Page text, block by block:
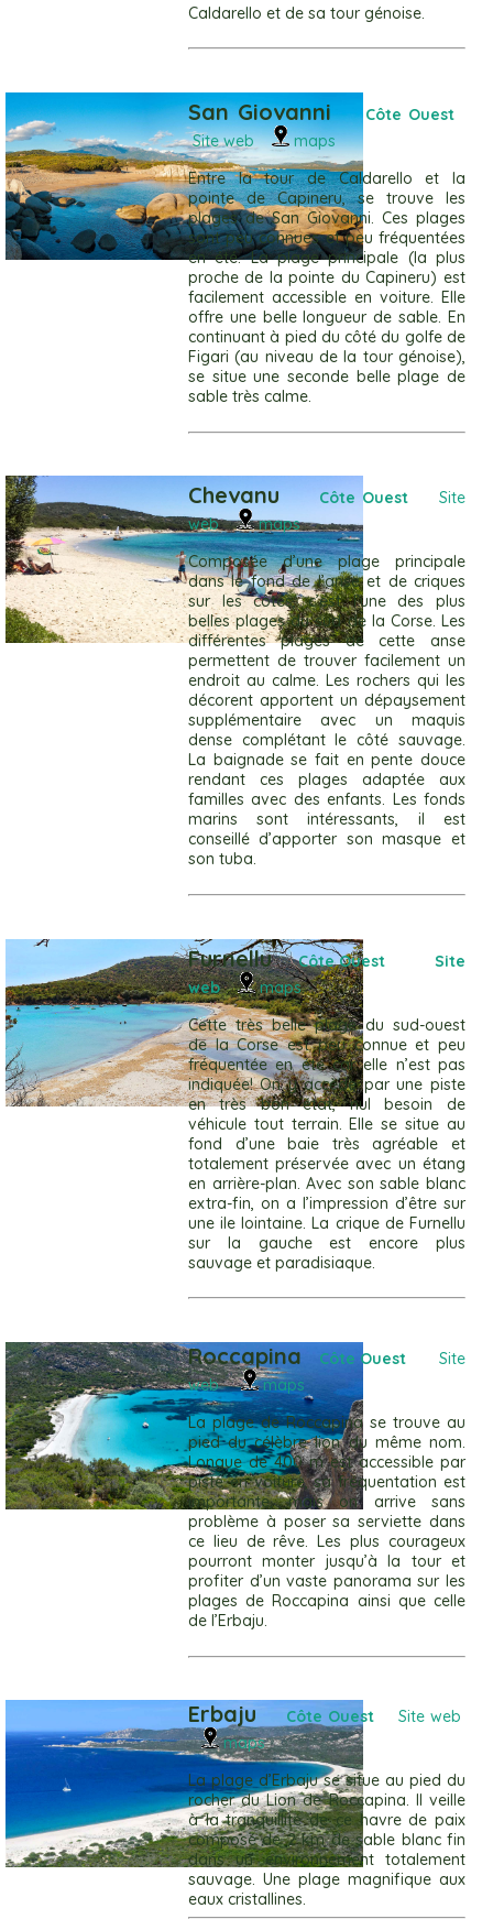
Caldarello et de sa tour génoise.
San GiovanniCôte Ouest
Site web
maps
Entre la tour de Caldarello et la
pointe de Capineru, se trouve les
plages de San Giovanni. Ces plages
sont peu connues et peu fréquentées
en été. La plage principale (la plus
proche de la pointe du Capineru) est
facilement accessible en voiture. Elle
offre une belle longueur de sable. En
continuant à pied du côté du golfe de
Figari (au niveau de la tour génoise),
se situe une seconde belle plage de
sable très calme.
ChevanuCôte Ouest Site
web
maps
Composée d’une plage principale
dans le fond de l’anse et de criques
sur les côtés, c’est l’une des plus
belles plages du sud de la Corse. Les
différentes plages de cette anse
permettent de trouver facilement un
endroit au calme. Les rochers qui les
décorent apportent un dépaysement
supplémentaire avec un maquis
dense complétant le côté sauvage.
La baignade se fait en pente douce
rendant ces plages adaptée aux
familles avec des enfants. Les fonds
marins sont intéressants, il est
conseillé d’apporter son masque et
son tuba.
Furnellu Côte Ouest
Site
web
maps
Cette très belle plage du sud-ouest
de la Corse est peu connue et peu
fréquentée en été car elle n’est pas
indiquée! On y accède par une piste
en très bon état, nul besoin de
véhicule tout terrain. Elle se situe au
fond d’une baie très agréable et
totalement préservée avec un étang
en arrière-plan. Avec son sable blanc
extra-fin, on a l’impression d’être sur
une ile lointaine. La crique de Furnellu
sur la gauche est encore plus
sauvage et paradisiaque.
Roccapina Côte Ouest
Site
web
maps
La plage de Roccapina se trouve au
pied du célèbre lion du même nom.
Longue de 400 m est accessible par
piste en voiture, sa fréquentation est
importante, mais on arrive sans
problème à poser sa serviette dans
ce lieu de rêve. Les plus courageux
pourront monter jusqu’à la tour et
profiter d’un vaste panorama sur les
plages de Roccapina ainsi que celle
de l’Erbaju.
Erbaju Côte Ouest Site web
maps
La plage d’Erbaju se situe au pied du
rocher du Lion de Roccapina. Il veille
à la tranquillité de ce havre de paix
composé de 2 km de sable blanc fin
dans un environnement totalement
sauvage. Une plage magnifique aux
eaux cristallines.